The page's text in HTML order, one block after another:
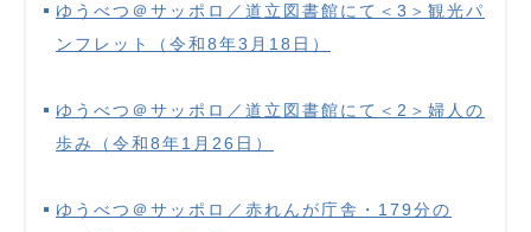
ゆうべつ＠サッポロ／道立図書館にて＜3＞観光パ
ンフレット（令和8年3月18日）
ゆうべつ＠サッポロ／道立図書館にて＜2＞婦人の
歩み（令和8年1月26日）
ゆうべつ＠サッポロ／赤れんが庁舎・179分の